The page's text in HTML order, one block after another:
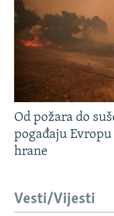
Od požara do
pogađaju
hrane
Vesti/Vijesti